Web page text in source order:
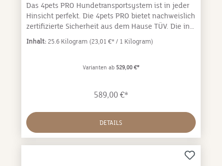
Das 4pets PRO Hundetransportsystem ist in jeder
Hinsicht perfekt. Die 4pets PRO bietet nachweislich
zertifizierte Sicherheit aus dem Hause TÜV. Die in
der Schweiz hergestellten 4pets PRO Hundeboxen
sind ausschließlich aus hochwertigsten
und Deinem Hund so viel Sicherheit in
Verarbeitung. Hundeboxen gelten nachweislich als
transportieren. Die Kräfte, welche bei einem
Autounfall mit Hunden entstehen sind ein
Lebensrisiko für Mensch und Tier. Wer heutzutage
Inhalt: 25.6 Kilogram (23,01 €* / 1 Kilogram)
Varianten ab 529,00 €*
589,00 €*
DETAILS